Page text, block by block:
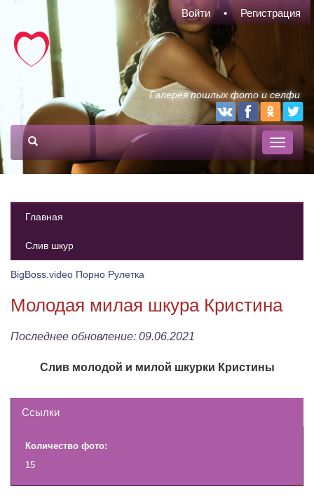
Войти Регистрация
Галерея пошлых фото и селфи
Главная
Слив шкур
BigBoss.video Порно Рулетка
Молодая милая шкура Кристина
Последнее обновление: 09.06.2021
Слив молодой и милой шкурки Кристины
Ссылки
Количество фото:
15